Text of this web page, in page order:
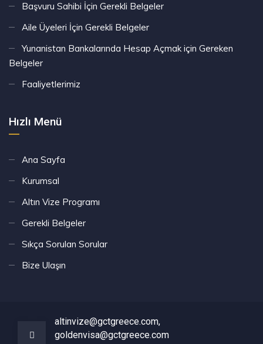
Başvuru Sahibi İçin Gerekli Belgeler
Aile Üyeleri İçin Gerekli Belgeler
Yunanistan Bankalarında Hesap Açmak için Gereken
Belgeler
Faaliyetlerimiz
Hızlı Menü
Ana Sayfa
Kurumsal
Altın Vize Programı
Gerekli Belgeler
Sıkça Sorulan Sorular
Bize Ulaşın
altinvize@gctgreece.com,
goldenvisa@gctgreece.com